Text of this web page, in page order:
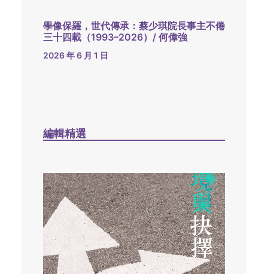
學像保羅，世代傳承：蔡少琪院長事主不倦
三十四載（1993–2026）/ 何偉強
2026 年 6 月 1 日
編輯精選